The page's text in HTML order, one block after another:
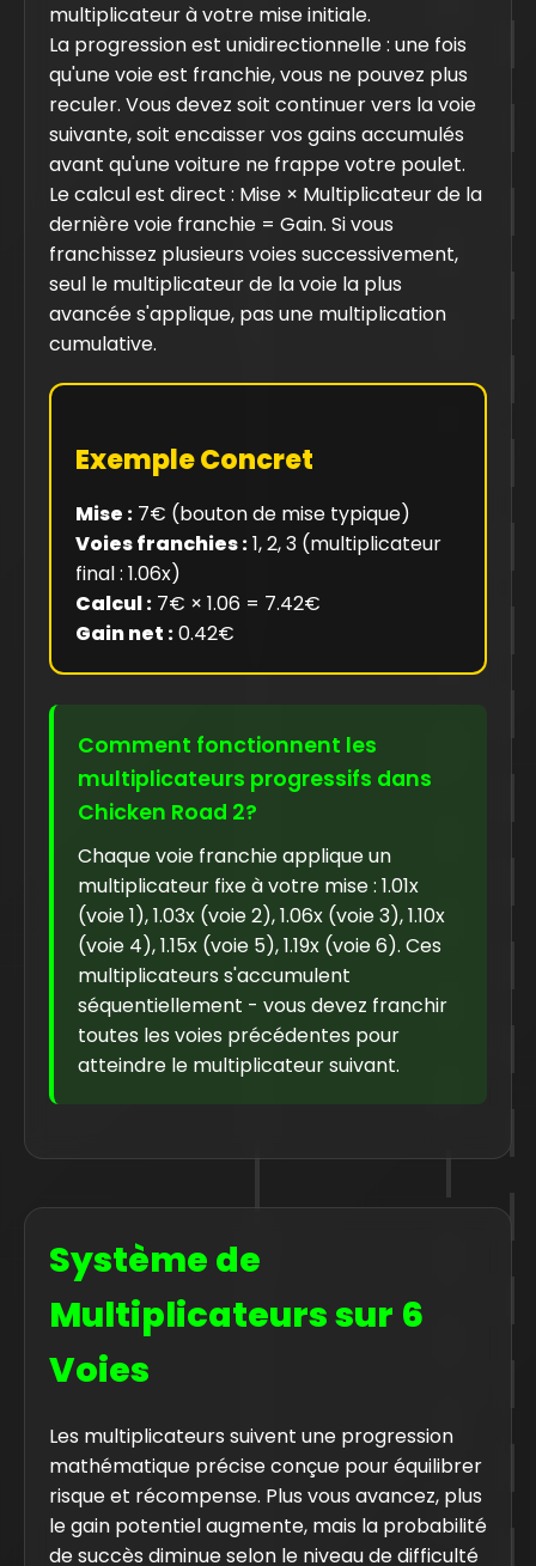
multiplicateur à votre mise initiale.
La progression est unidirectionnelle : une fois
qu'une voie est franchie, vous ne pouvez plus
reculer. Vous devez soit continuer vers la voie
suivante, soit encaisser vos gains accumulés
avant qu'une voiture ne frappe votre poulet.
Le calcul est direct : Mise × Multiplicateur de la
dernière voie franchie = Gain. Si vous
franchissez plusieurs voies successivement,
seul le multiplicateur de la voie la plus
avancée s'applique, pas une multiplication
cumulative.
Exemple Concret
Mise : 7€ (bouton de mise typique)
Voies franchies :1, 2, 3 (multiplicateur
final : 1.06x)
Calcul : 7€ × 1.06 = 7.42€
Gain net :0.42€
Comment fonctionnent les
multiplicateurs progressifs dans
Chicken Road 2?
Chaque voie franchie applique un
multiplicateur fixe à votre mise : 1.01x
(voie 1), 1.03x (voie 2), 1.06x (voie 3), 1.10x
(voie 4), 1.15x (voie 5), 1.19x (voie 6). Ces
multiplicateurs s'accumulent
séquentiellement - vous devez franchir
toutes les voies précédentes pour
atteindre le multiplicateur suivant.
Système de
Multiplicateurs sur 6
Voies
Les multiplicateurs suivent une progression
mathématique précise conçue pour équilibrer
risque et récompense. Plus vous avancez, plus
le gain potentiel augmente, mais la probabilité
de succès diminue selon le niveau de difficulté